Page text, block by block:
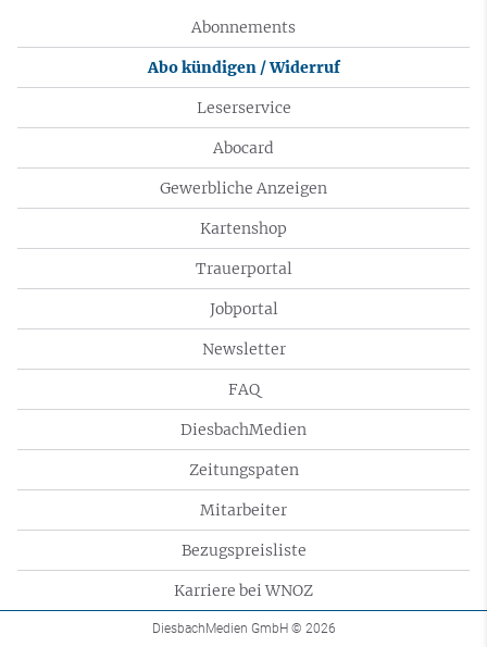
Abonnements
Abo kündigen / Widerruf
Leserservice
Abocard
Gewerbliche Anzeigen
Kartenshop
Trauerportal
Jobportal
Newsletter
FAQ
DiesbachMedien
Zeitungspaten
Mitarbeiter
Bezugspreisliste
Karriere bei WNOZ
DiesbachMedien GmbH © 2026